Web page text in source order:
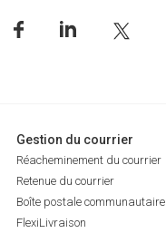
Gestion du courrier
Réacheminement du courrier
Retenue du courrier
Boîte postale communautaire
FlexiLivraison